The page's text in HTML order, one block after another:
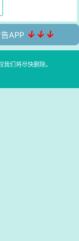
APP ↓↓↓
们将尽快删除。